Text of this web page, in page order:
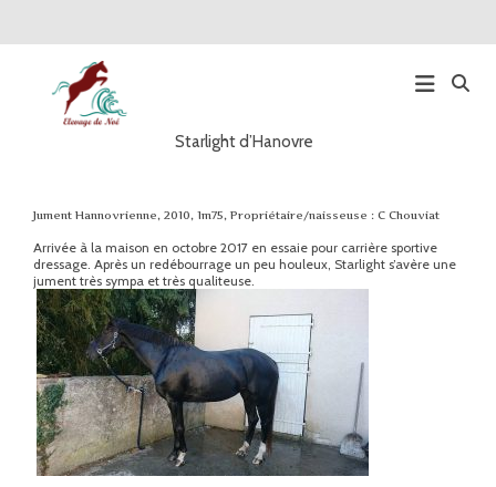
Starlight d’Hanovre
Jument Hannovrienne, 2010, 1m75, Propriétaire/naisseuse : C Chouviat
Arrivée à la maison en octobre 2017 en essaie pour carrière sportive
dressage. Après un redébourrage un peu houleux, Starlight s’avère une
jument très sympa et très qualiteuse.